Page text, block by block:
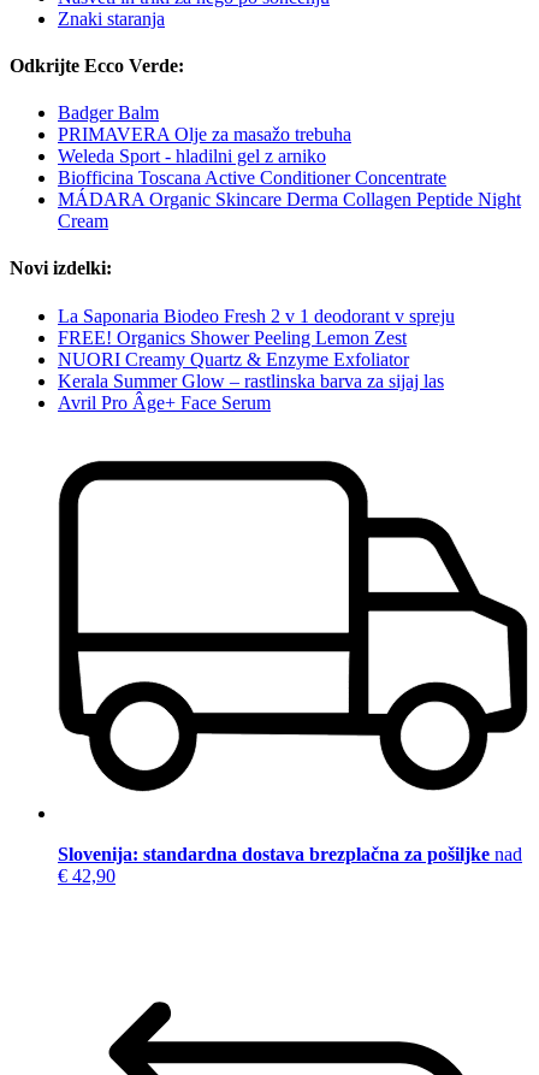
Znaki staranja
Odkrijte Ecco Verde:
Badger Balm
PRIMAVERA Olje za masažo trebuha
Weleda Sport - hladilni gel z arniko
Biofficina Toscana Active Conditioner Concentrate
MÁDARA Organic Skincare Derma Collagen Peptide Night
Cream
Novi izdelki:
La Saponaria Biodeo Fresh 2 v 1 deodorant v spreju
FREE! Organics Shower Peeling Lemon Zest
NUORI Creamy Quartz & Enzyme Exfoliator
Kerala Summer Glow – rastlinska barva za sijaj las
Avril Pro Âge+ Face Serum
Slovenija: standardna dostava brezplačna za pošiljke nad
€ 42,90